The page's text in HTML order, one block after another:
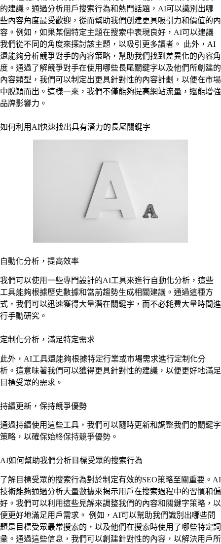
的建議。通過分析用戶搜索行為和熱門話題，AI可以識別出哪
些內容角度最受歡迎，從而幫助我們創建更具吸引力和價值的內
容。例如，如果某個特定主題在搜索中表現良好，AI可以建議
我們從不同的角度來探討該主題，以吸引更多讀者。 此外，AI
還能夠分析競爭對手的內容策略，幫助我們找到差異化的內容角
度。通過了解競爭對手在使用哪些長尾關鍵字以及他們所創建的
內容類型，我們可以制定出更具針對性的內容計劃，以便在市場
中脫穎而出。這樣一來，我們不僅能夠提高網站流量，還能增強
品牌影響力。
如何利用AI快速找出具有潛力的長尾關鍵字
自動化分析，提高效率
我們可以使用一些專門設計的AI工具來進行自動化分析，這些
工具能夠根據歷史數據和當前趨勢生成相關建議。通過這種方
式，我們可以迅速獲得大量潛在關鍵字，而不必耗費大量時間進
行手動研究。
定制化分析，滿足特定需求
此外，AI工具還能夠根據特定行業或市場需求進行定制化分
析。這意味著我們可以獲得更具針對性的建議，以便更好地滿足
目標受眾的需求。
持續更新，保持競爭優勢
通過持續使用這些工具，我們可以隨時更新和調整我們的關鍵字
策略，以確保始終保持競爭優勢。
AI如何幫助我們分析目標受眾的搜索行為
了解目標受眾的搜索行為對於制定有效的SEO策略至關重要。AI
技術能夠通過分析大量數據來揭示用戶在搜索過程中的習慣和偏
好。我們可以利用這些見解來調整我們的內容和關鍵字策略，以
便更好地滿足用戶需求。 例如，AI可以幫助我們識別出哪些問
題是目標受眾最常搜索的，以及他們在搜索時使用了哪些特定詞
彙。通過這些信息，我們可以創建針對性的內容，以解決用戶所